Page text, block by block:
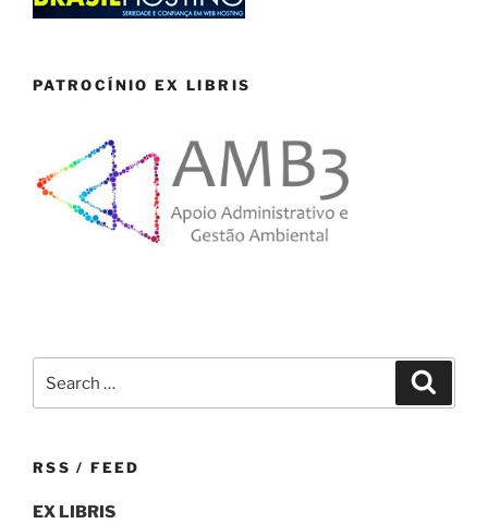
PATROCÍNIO EX LIBRIS
for:
RSS / FEED
EX LIBRIS